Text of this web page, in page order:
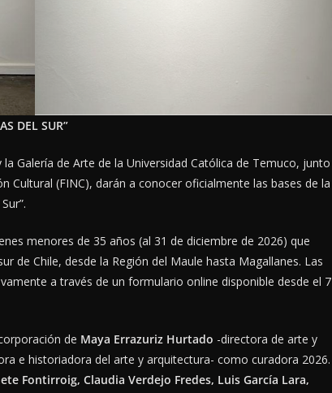
DEL SUR”
Galería de Arte de la Universidad Católica de Temuco, junto
Cultural (FINC), darán a conocer oficialmente las bases de la
menores de 35 años (al 31 de diciembre de 2026) que
de Chile, desde la Región del Maule hasta Magallanes. Las
a través de un formulario online disponible desde el 7
de Maya Errazuriz Hurtado -directora de arte y
e historiadora del arte y arquitectura- como curadora 2026.
Fontirroig, Claudia Verdejo Fredes, Luis García Lara,